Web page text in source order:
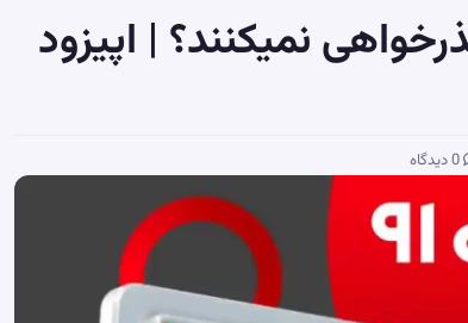
نمیکنند؟ | اپیزود